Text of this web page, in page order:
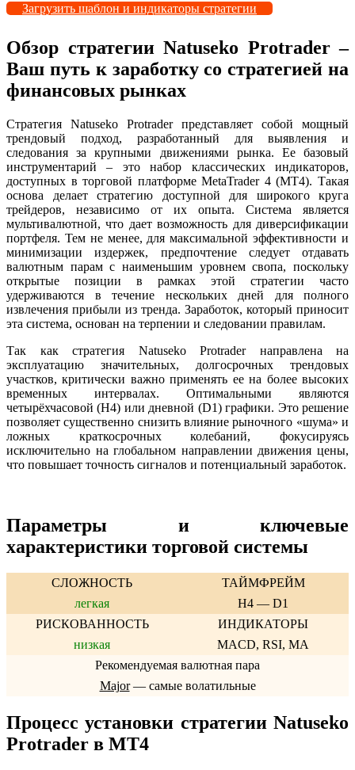
Загрузить шаблон и индикаторы стратегии
Обзор стратегии Natuseko Protrader –
Ваш путь к заработку со стратегией на
финансовых рынках
Стратегия Natuseko Protrader представляет собой мощный
трендовый подход, разработанный для выявления и
следования за крупными движениями рынка. Ее базовый
инструментарий – это набор классических индикаторов,
доступных в торговой платформе MetaTrader 4 (МТ4). Такая
основа делает стратегию доступной для широкого круга
трейдеров, независимо от их опыта. Система является
мультивалютной, что дает возможность для диверсификации
портфеля. Тем не менее, для максимальной эффективности и
минимизации издержек, предпочтение следует отдавать
валютным парам с наименьшим уровнем свопа, поскольку
открытые позиции в рамках этой стратегии часто
удерживаются в течение нескольких дней для полного
извлечения прибыли из тренда. Заработок, который приносит
эта система, основан на терпении и следовании правилам.
Так как стратегия Natuseko Protrader направлена на
эксплуатацию значительных, долгосрочных трендовых
участков, критически важно применять ее на более высоких
временных интервалах. Оптимальными являются
четырёхчасовой (H4) или дневной (D1) графики. Это решение
позволяет существенно снизить влияние рыночного «шума» и
ложных краткосрочных колебаний, фокусируясь
исключительно на глобальном направлении движения цены,
что повышает точность сигналов и потенциальный заработок.
Параметры и ключевые
характеристики торговой системы
СЛОЖНОСТЬ
ТАЙМФРЕЙМ
легкая
H4 — D1
РИСКОВАННОСТЬ
ИНДИКАТОРЫ
низкая
MACD, RSI, MA
Рекомендуемая валютная пара
Major— самые волатильные
Процесс установки стратегии Natuseko
Protrader в МТ4